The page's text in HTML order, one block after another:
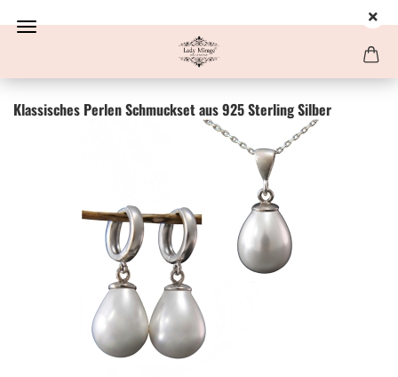
Klas­si­sches Per­len Schmuck­set aus 925 Ster­ling Sil­ber